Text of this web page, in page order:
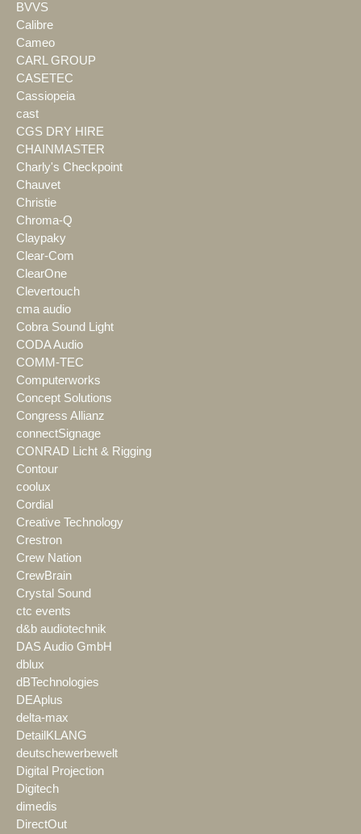
BVVS
Calibre
Cameo
CARL GROUP
CASETEC
Cassiopeia
cast
CGS DRY HIRE
CHAINMASTER
Charly's Checkpoint
Chauvet
Christie
Chroma-Q
Claypaky
Clear-Com
ClearOne
Clevertouch
cma audio
Cobra Sound Light
CODA Audio
COMM-TEC
Computerworks
Concept Solutions
Congress Allianz
connectSignage
CONRAD Licht & Rigging
Contour
coolux
Cordial
Creative Technology
Crestron
Crew Nation
CrewBrain
Crystal Sound
ctc events
d&b audiotechnik
DAS Audio GmbH
dblux
dBTechnologies
DEAplus
delta-max
DetailKLANG
deutschewerbewelt
Digital Projection
Digitech
dimedis
DirectOut